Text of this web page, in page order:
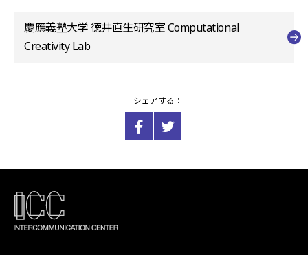
慶應義塾大学 徳井直生研究室 Computational
Creativity Lab
シェアする：